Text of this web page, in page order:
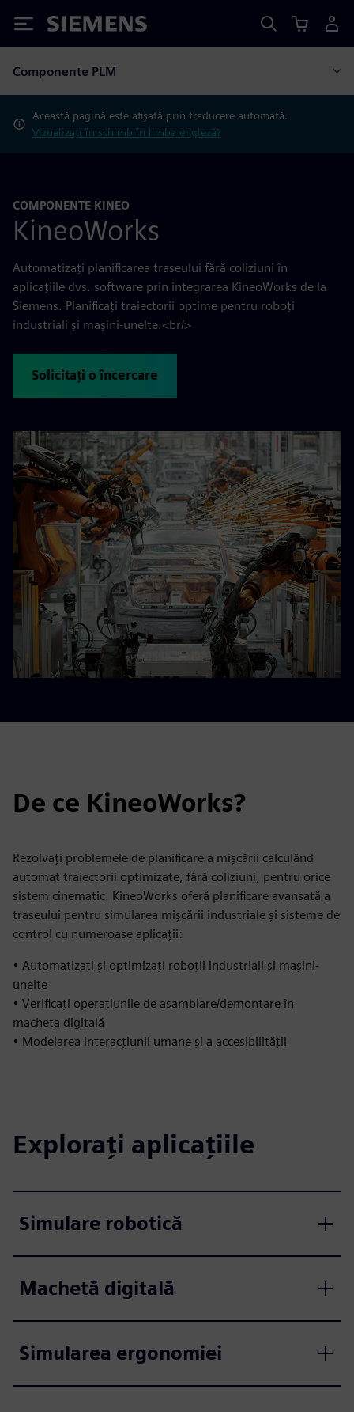
Siemens
Componente PLM
Această pagină este afișată prin traducere automată.
Vizualizați în schimb în limba engleză?
COMPONENTE KINEO
KineoWorks
Automatizați planificarea traseului fără coliziuni în
aplicațiile dvs. software prin integrarea KineoWorks de la
Siemens. Planificați traiectorii optime pentru roboți
industriali și mașini-unelte.<br/>
Solicitați o încercare
De ce KineoWorks?
Rezolvați problemele de planificare a mișcării calculând
automat traiectorii optimizate, fără coliziuni, pentru orice
sistem cinematic. KineoWorks oferă planificare avansată a
traseului pentru simularea mișcării industriale și sisteme de
control cu numeroase aplicații:
• Automatizați și optimizați roboții industriali și mașini-
unelte
• Verificați operațiunile de asamblare/demontare în
macheta digitală
• Modelarea interacțiunii umane și a accesibilității
Explorați aplicațiile
Simulare robotică
Machetă digitală
Simularea ergonomiei